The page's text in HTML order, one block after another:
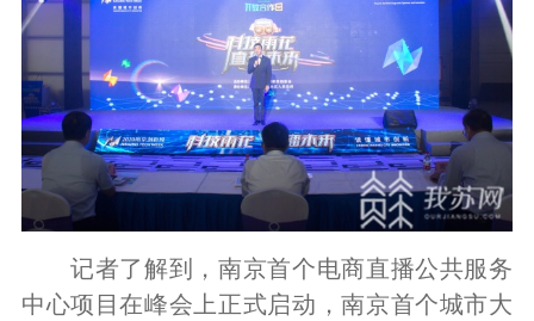
记者了解到，南京首个电商直播公共服务
中心项目在峰会上正式启动，南京首个城市大